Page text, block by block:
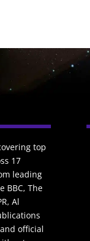
top
17
leading
BBC, The
Al
official